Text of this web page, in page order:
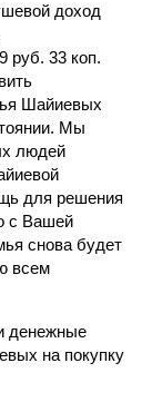
доход
руб. 33 коп.
Шайиевых
Мы
людей
для решения
с Вашей
снова будет
всем
денежные
на покупку